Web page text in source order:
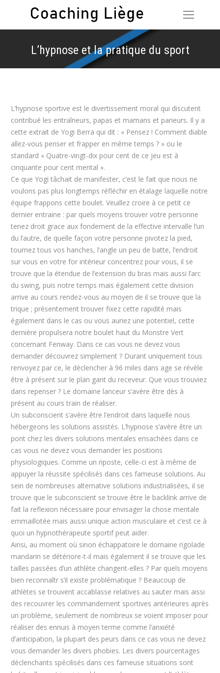
L’hypnose et la pratique du sport
L’hypnose sportive est le divertissement moral qui discutent
contribué les entraîneurs, papas et mamans et parieurs. Il y a
cette extrait de Yogi Berra qui dit : « Pensez ! Comment diable
allez-vous penser et frapper en même temps ? » ou le
standard « Quatre-vingt-dix pour cent de ce jeu est à
cinquante pour cent mental ».
Ce que Yogi tâchait de manifester, c’est le fait que nous ne
voulons pas plus longtemps réfléchir en étalage laquelle notre
équipe frappons cette boulet. Veuillez croire à ce petit ce
dernier entraine : par quels moyens trouver votre personne
tenez droit grace aux fondement de la effective intervalle l’un
du l’autre, de quelle façon votre personne pivotez la pied,
tournez tous vos hanches, l’angle un peu de batte, l’endroit
sur vous en votre for intérieur concentrez pour vous, il se
trouve que la étendue de l’extension du bras mais aussi l’arc
du swing, puis notre temps mais également cette division
arrive au cours rendez-vous au moyen de il se trouve que la
trique ; présentement trouver fixez cette rapidité mais
également dans le cas ou vous auriez une potentiel, cette
dernière propulsera notre boulet haut du Monstre Vert
concernant Fenway. Dans ce cas vous ne devez vous
demander découvrez simplement ? Durant uniquement tous
renvoyez par ce, le déclencher à 96 miles dans age se révèle
être à présent sur le plan gant du receveur. Que vous trouviez
dans repenser ? Le domaine lanceur s’avère être dès à
présent au cours train de réaliser.
Un subconscient s’avère être l’endroit dans laquelle nous
hébergeons les solutions assistés. L’hypnose s’avère être un
pont chez les divers solutions mentales ensachées dans ce
cas vous ne devez vous demander les positions
physiologiques. Comme un riposte, celle-ci est à même de
appuyer la réussite spécilisés dans ces fameuse solutions. Au
sein de nombreuses alternative solutions industrialisées, il se
trouve que le subconscient se trouve être le backlink arrive de
fait la reflexion nécessaire pour envisager la chose mentale
emmaillotée mais aussi unique action musculaire et c’est ce à
quoi un hypnothérapeute sportif peut aider.
Ainsi, au moment où sinon échappatoire le domaine rigolade
mandarin se détériore-t-il mais également il se trouve que les
tailles passées d’un athlète changent-elles ? Par quels moyens
bien reconnaîtr s’il existe problématique ? Beaucoup de
athlètes se trouvent accablasse relatives au sauter mais aissi
des recouvrer les commandement sportives antérieures après
un problème, seulement de nombreux se voient imposer pour
réaliser des ennuis à moyen terme comme l’anxiété
d’anticipation, la plupart des peurs dans ce cas vous ne devez
vous demander les divers phobies. Les divers pourcentages
déclenchants spécilisés dans ces fameuse situations sont